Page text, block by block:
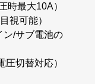
最大10A）
視可能）
/サブ電池の
切替対応）